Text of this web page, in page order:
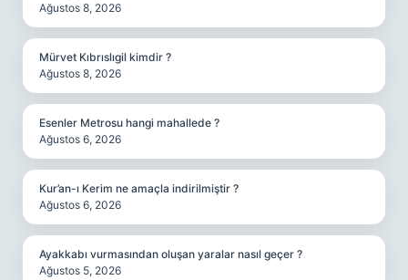
Ağustos 8, 2026
Mürvet Kıbrıslıgil kimdir ?
Ağustos 8, 2026
Esenler Metrosu hangi mahallede ?
Ağustos 6, 2026
Kur’an-ı Kerim ne amaçla indirilmiştir ?
Ağustos 6, 2026
Ayakkabı vurmasından oluşan yaralar nasıl geçer ?
Ağustos 5, 2026